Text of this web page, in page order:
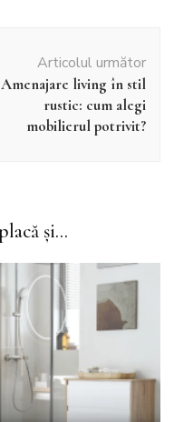
Articolul următor
Amenajare living în stil
rustic: cum alegi
mobilierul potrivit?
și...